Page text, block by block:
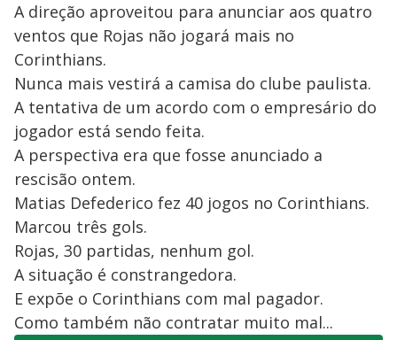
A direção aproveitou para anunciar aos quatro
ventos que Rojas não jogará mais no
Corinthians.
Nunca mais vestirá a camisa do clube paulista.
A tentativa de um acordo com o empresário do
jogador está sendo feita.
A perspectiva era que fosse anunciado a
rescisão ontem.
Matias Defederico fez 40 jogos no Corinthians.
Marcou três gols.
Rojas, 30 partidas, nenhum gol.
A situação é constrangedora.
E expõe o Corinthians com mal pagador.
Como também não contratar muito mal...